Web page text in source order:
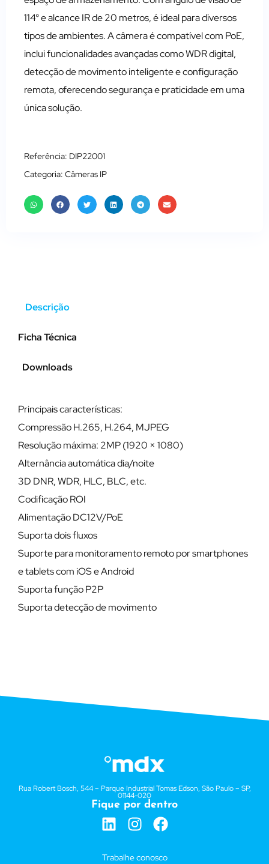
114° e alcance IR de 20 metros, é ideal para diversos
tipos de ambientes. A câmera é compatível com PoE,
inclui funcionalidades avançadas como WDR digital,
detecção de movimento inteligente e configuração
remota, oferecendo segurança e praticidade em uma
única solução.
Referência: DIP22001
Categoria: Câmeras IP
Descrição
Ficha Técnica
Downloads
Principais características:
Compressão H.265, H.264, MJPEG
Resolução máxima: 2MP (1920 × 1080)
Alternância automática dia/noite
3D DNR, WDR, HLC, BLC, etc.
Codificação ROI
Alimentação DC12V/PoE
Suporta dois fluxos
Suporte para monitoramento remoto por smartphones
e tablets com iOS e Android
Suporta função P2P
Suporta detecção de movimento
Rua Robert Bosch, 544 – Parque Industrial Tomas Edson, São Paulo – SP,
01144-020
Fique por dentro
Trabalhe conosco